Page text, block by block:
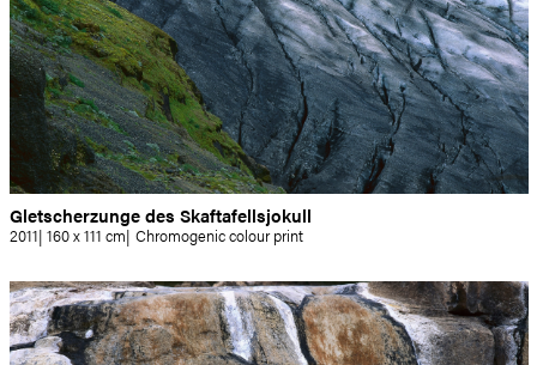
Gletscherzunge des Skaftafellsjokull
2011 160 x 111 cm Chromogenic colour print